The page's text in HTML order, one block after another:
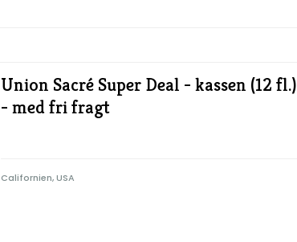
Union Sacré Super Deal - kassen (12 fl.)
- med fri fragt
Californien, USA